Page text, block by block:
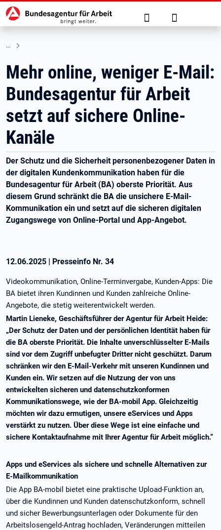
zu den Hauptinhalten springen
Hauptnavigation Suche Anmelden
Mehr online, weniger E-Mail:
Bundesagentur für Arbeit
setzt auf sichere Online-
Kanäle
Der Schutz und die Sicherheit personenbezogener Daten in
der digitalen Kundenkommunikation haben für die
Bundesagentur für Arbeit (BA) oberste Priorität. Aus
diesem Grund schränkt die BA die unsichere E-Mail-
Kommunikation ein und setzt auf die sicheren digitalen
Zugangswege von Online-Portal und App-Angebot.
12.06.2025 | Presseinfo Nr. 34
Videokommunikation, Online-Terminvergabe, Kunden-Apps: Die
BA bietet ihren Kundinnen und Kunden zahlreiche Online-
Angebote, die stetig weiterentwickelt werden.
Martin Lieneke, Geschäftsführer der Agentur für Arbeit Heide:
„Der Schutz der Daten und der persönlichen Identität haben für
die BA oberste Priorität. Die Inhalte unverschlüsselter E-Mails
sind vor dem Zugriff unbefugter Dritter nicht geschützt. Darum
schränken wir den E-Mail-Verkehr mit unseren Kundinnen und
Kunden ein. Wir setzen auf die Nutzung der von uns
entwickelten sicheren und datenschutzkonformen
Kommunikationswege, wie der BA-mobil App. Gleichzeitig
möchten wir dazu ermutigen, unsere eServices und Apps
verstärkt zu nutzen. Über diese Wege ist eine einfache und
sichere Kontaktaufnahme mit Ihrer Agentur für Arbeit möglich.“
Apps und eServices als sichere und schnelle Alternativen zur
E-Mailkommunikation
Die App BA-mobil bietet eine praktische Upload-Funktion an,
über die Kundinnen und Kunden datenschutzkonform, schnell
und sicher Bewerbungsunterlagen oder Dokumente für den
Arbeitslosengeld-Antrag hochladen, Veränderungen mitteilen